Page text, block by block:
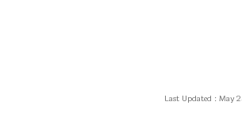
Last Updated : May